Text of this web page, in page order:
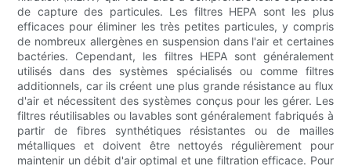
de capture des particules. Les filtres HEPA sont les plus
efficaces pour éliminer les très petites particules, y compris
de nombreux allergènes en suspension dans l'air et certaines
bactéries. Cependant, les filtres HEPA sont généralement
utilisés dans des systèmes spécialisés ou comme filtres
additionnels, car ils créent une plus grande résistance au flux
d'air et nécessitent des systèmes conçus pour les gérer. Les
filtres réutilisables ou lavables sont généralement fabriqués à
partir de fibres synthétiques résistantes ou de mailles
métalliques et doivent être nettoyés régulièrement pour
maintenir un débit d'air optimal et une filtration efficace. Pour